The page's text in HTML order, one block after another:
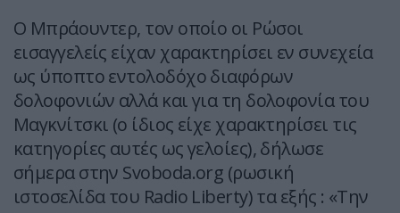
O Μπράουντερ, τον οποίο οι Ρώσοι
εισαγγελείς είχαν χαρακτηρίσει εν συνεχεία
ως ύποπτο εντολοδόχο διαφόρων
δολοφονιών αλλά και για τη δολοφονία του
Μαγκνίτσκι (ο ίδιος είχε χαρακτηρίσει τις
κατηγορίες αυτές ως γελοίες), δήλωσε
σήμερα στην Svoboda.org (ρωσική
ιστοσελίδα του Radio Liberty) τα εξής : «Την